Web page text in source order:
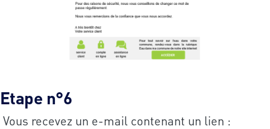
Etape n°6
Vous recevez un e-mail contenant un lien :